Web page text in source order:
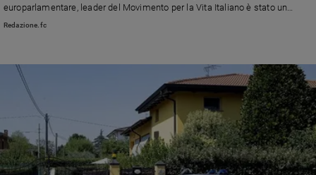
europarlamentare, leader del Movimento per la Vita Italiano è stato un
esempio per tutti. Dimostra che si può essere santi anche facendo politica
Redazione.fc